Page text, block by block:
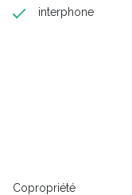
interphone
Copropriété